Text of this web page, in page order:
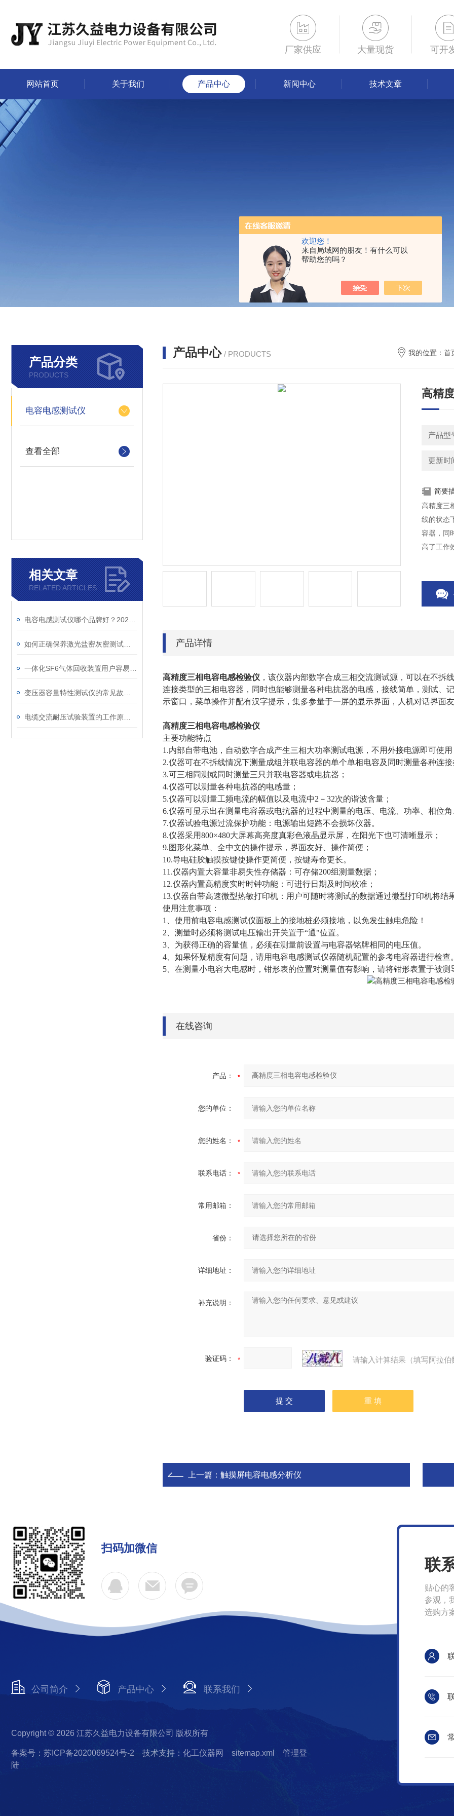
欢迎您！
来自局域网的朋友！有什么可以
帮助您的吗？
厂家供应 大量现货 可开
网站首页 关于我们 产品中心 新闻中心 技术文章
产品分类
PRODUCTS
电容电感测试仪
查看全部
相关文章
RELATED ARTICLES
产品中心 / PRODUCTS 我的位置： 首
高精
产品型
更新时
简要
高精度三
线的状态
容器，同
高了工作
产品详情
高精度三相电容电感检验仪 ，该仪器内部数字合成三相交流测试源，可以在不拆
连接类型的三相电容器，同时也能够测量各种电抗器的电感，接线简单，测试、
示窗口，菜单操作并配有汉字提示，集多参量于一屏的显示界面，人机对话界面
高精度三相电容电感检验仪
主要功能特点
1.内部自带电池，自动数字合成产生三相大功率测试电源，不用外接电源即可使用
2.仪器可在不拆线情况下测量成组并联电容器的单个单相电容及同时测量各种连接
3.可三相同测或同时测量三只并联电容器或电抗器；
4.仪器可以测量各种电抗器的电感量；
5.仪器可以测量工频电流的幅值以及电流中2－32次的谐波含量；
6.仪器可显示出在测量电容器或电抗器的过程中测量的电压、电流、功率、相位
7.仪器试验电源过流保护功能：电源输出短路不会损坏仪器。
8.仪器采用800×480大屏幕高亮度真彩色液晶显示屏，在阳光下也可清晰显示；
9.图形化菜单、全中文的操作提示，界面友好、操作简便；
10.导电硅胶触摸按键使操作更简便，按键寿命更长。
11.仪器内置大容量非易失性存储器：可存储200组测量数据；
12.仪器内置高精度实时时钟功能：可进行日期及时间校准；
13.仪器自带高速微型热敏打印机：用户可随时将测试的数据通过微型打印机将结
使用注意事项：
1、使用前电容电感测试仪面板上的接地桩必须接地，以免发生触电危险！
2、测量时必须将测试电压输出开关置于“通"位置。
3、为获得正确的容量值，必须在测量前设置与电容器铭牌相同的电压值。
4、如果怀疑精度有问题，请用电容电感测试仪器随机配置的参考电容器进行检查。
5、在测量小电容大电感时，钳形表的位置对测量值有影响，请将钳形表置于被测
在线咨询
产品：
您的单位：
您的姓名：
联系电话：
常用邮箱：
省份：
详细地址：
补充说明：
验证码： 请输入计算结果（填写阿拉
上一篇： 触摸屏电容电感分析仪
扫码加微信
公司简介 产品中心 联系我们
Copyright © 2026 江苏久益电力设备有限公司 版权所有
备案号：苏ICP备2020069524号-2 技术支持：化工仪器网 sitemap.xml
管理登
陆
联
贴心的
参观，
选购方